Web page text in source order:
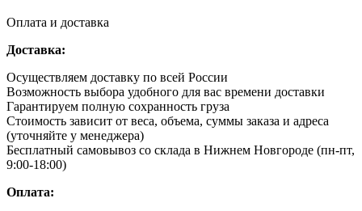
Оплата и доставка
Доставка:
Осуществляем доставку по всей России
Возможность выбора удобного для вас времени доставки
Гарантируем полную сохранность груза
Стоимость зависит от веса, объема, суммы заказа и адреса
(уточняйте у менеджера)
Бесплатный самовывоз со склада в Нижнем Новгороде (пн-пт,
9:00-18:00)
Оплата: